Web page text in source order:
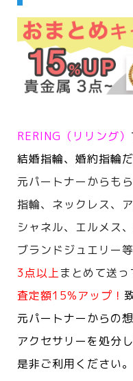
RERING（リリング）
結婚指輪、婚約指輪
元パートナーからも
指輪、ネックレス、
シャネル、エルメス
ブランドジュエリー
3点以上まとめて送
査定額15%アップ！
元パートナーからの
アクセサリーを処分
是非ご利用ください。